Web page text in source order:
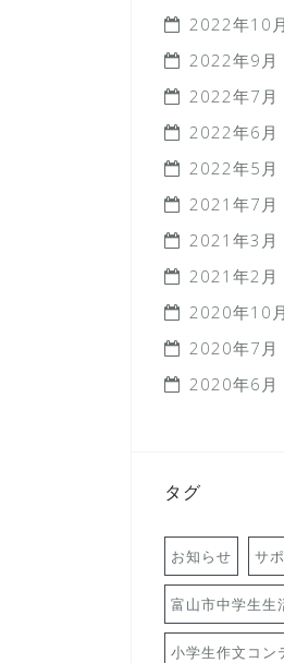
2022年10月
2022年9月
2022年7月
2022年6月
2022年5月
2021年7月
2021年3月
2021年2月
2020年10月
2020年7月
2020年6月
タグ
お知らせ サ
富山市中学生生
小学生作文コン